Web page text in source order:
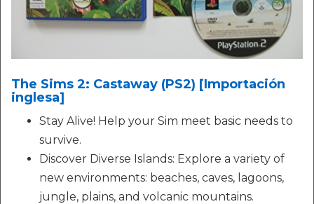
The Sims 2: Castaway (PS2) [Importación
inglesa]
Stay Alive! Help your Sim meet basic needs to
survive.
Discover Diverse Islands: Explore a variety of
new environments: beaches, caves, lagoons,
jungle, plains, and volcanic mountains.